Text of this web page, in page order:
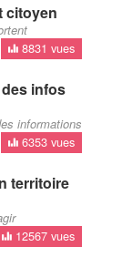
citoyen
8831 vues
infos
informations
6353 vues
territoire
12567 vues